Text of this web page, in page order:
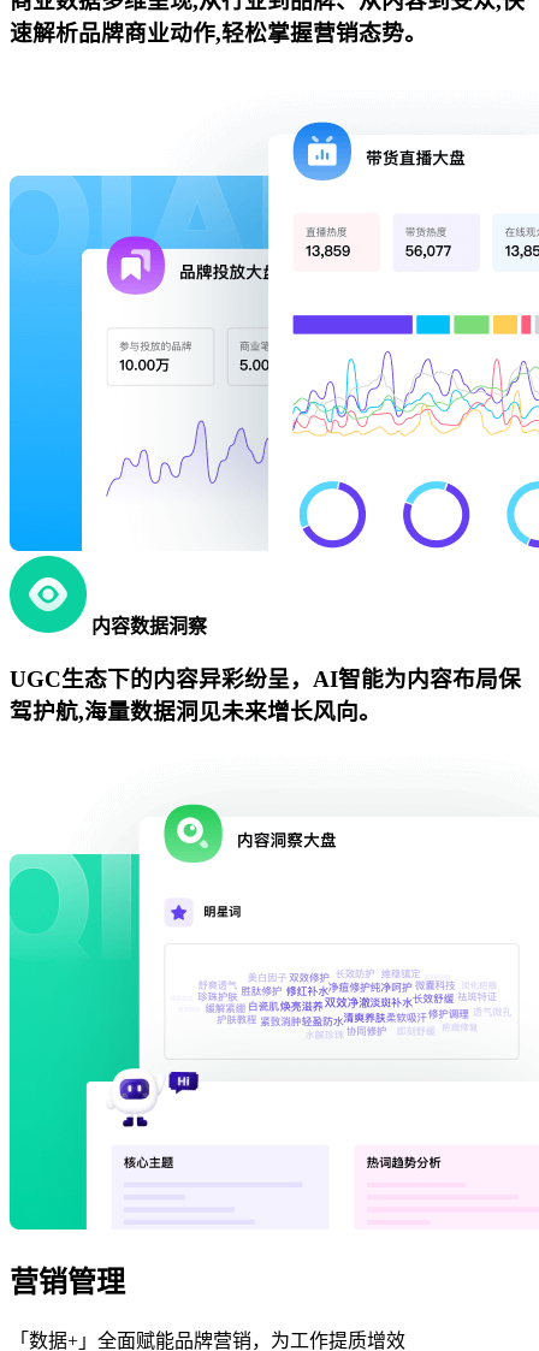
速解析品牌商业动作,轻松掌握营销态势。
内容数据洞察
UGC生态下的内容异彩纷呈，AI智能为内容布局保
驾护航,海量数据洞见未来增长风向。
营销管理
「数据+」全面赋能品牌营销，为工作提质增效